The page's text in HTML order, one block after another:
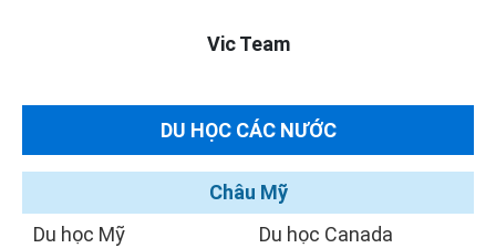
Vic Team
DU HỌC CÁC NƯỚC
Châu Mỹ
Du học Mỹ
Du học Canada